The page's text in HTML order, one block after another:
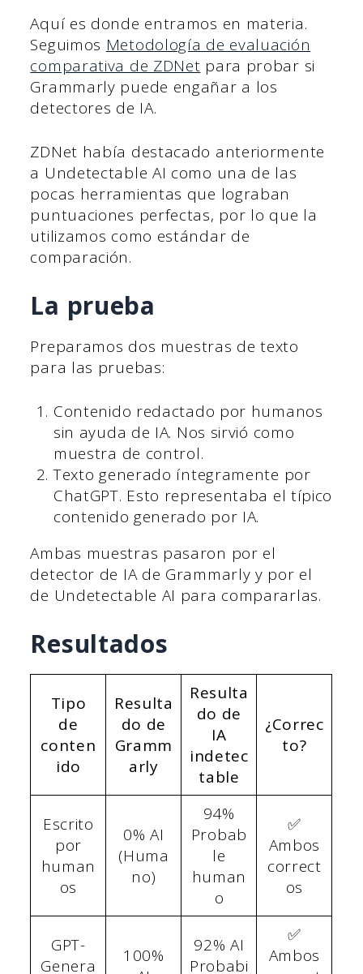
Aquí es donde entramos en materia.
Seguimos Metodología de evaluación
comparativa de ZDNet para probar si
Grammarly puede engañar a los
detectores de IA.
ZDNet había destacado anteriormente
a Undetectable AI como una de las
pocas herramientas que lograban
puntuaciones perfectas, por lo que la
utilizamos como estándar de
comparación.
La prueba
Preparamos dos muestras de texto
para las pruebas:
Contenido redactado por humanos
sin ayuda de IA. Nos sirvió como
muestra de control.
Texto generado íntegramente por
ChatGPT. Esto representaba el típico
contenido generado por IA.
Ambas muestras pasaron por el
detector de IA de Grammarly y por el
de Undetectable AI para compararlas.
Resultados
Tipo
de
conten
ido
Resulta
do de
Gramm
arly
Resulta
do de
IA
indetec
table
¿Correc
to?
Escrito
por
human
os
0% AI
(Huma
no)
94%
Probab
le
human
o
✅
Ambos
correct
os
GPT-
Genera
100%
92% AI
Probabi
✅
Ambos